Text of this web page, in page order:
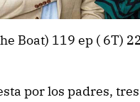
Boat) 119 ep ( 6T)
por los padres,